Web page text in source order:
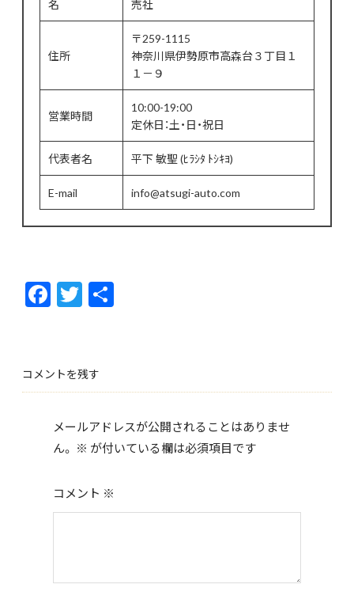
名 売社
住所
〒259-1115
神奈川県伊勢原市高森台３丁目１
１－９
営業時間
10:00-19:00
定休日：土・日・祝日
代表者名 平下 敏聖 (ﾋﾗｼﾀ ﾄｼｷﾖ)
E-mail info@atsugi-auto.com
F
ac
b
o
o
k
T
w
er
コメントを残す
メールアドレスが公開されることはありませ
ん。 ※ が付いている欄は必須項目です
コメント ※